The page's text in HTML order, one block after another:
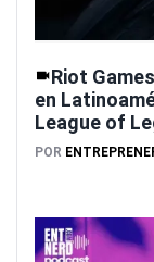
Riot
en
League of
POR